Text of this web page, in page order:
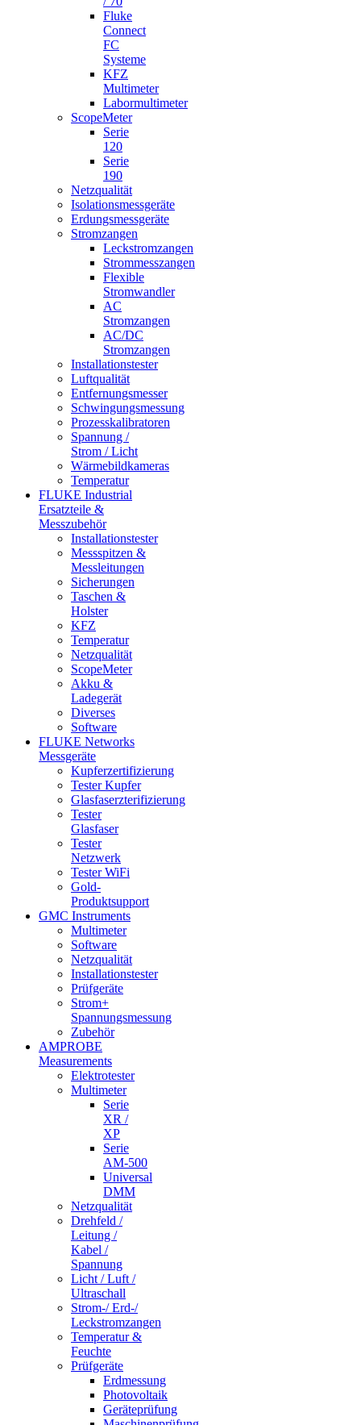
Fluke
Connect
FC
Systeme
KFZ
Multimeter
Labormultimeter
ScopeMeter
Serie
120
Serie
190
Netzqualität
Isolationsmessgeräte
Erdungsmessgeräte
Stromzangen
Leckstromzangen
Strommesszangen
Flexible
Stromwandler
AC
Stromzangen
AC/DC
Stromzangen
Installationstester
Luftqualität
Entfernungsmesser
Schwingungsmessung
Prozesskalibratoren
Spannung /
Strom / Licht
Wärmebildkameras
Temperatur
FLUKE Industrial
Ersatzteile &
Messzubehör
Installationstester
Messspitzen &
Messleitungen
Sicherungen
Taschen &
Holster
KFZ
Temperatur
Netzqualität
ScopeMeter
Akku &
Ladegerät
Diverses
Software
FLUKE Networks
Messgeräte
Kupferzertifizierung
Tester Kupfer
Glasfaserzterifizierung
Tester
Glasfaser
Tester
Netzwerk
Tester WiFi
Gold-
Produktsupport
GMC Instruments
Multimeter
Software
Netzqualität
Installationstester
Prüfgeräte
Strom+
Spannungsmessung
Zubehör
AMPROBE
Measurements
Elektrotester
Multimeter
Serie
XR /
XP
Serie
AM-500
Universal
DMM
Netzqualität
Drehfeld /
Leitung /
Kabel /
Spannung
Licht / Luft /
Ultraschall
Strom-/ Erd-/
Leckstromzangen
Temperatur &
Feuchte
Prüfgeräte
Erdmessung
Photovoltaik
Geräteprüfung